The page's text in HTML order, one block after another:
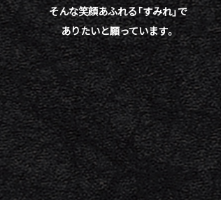
そんな笑顔あふれる「すみれ」で
ありたいと願っています。